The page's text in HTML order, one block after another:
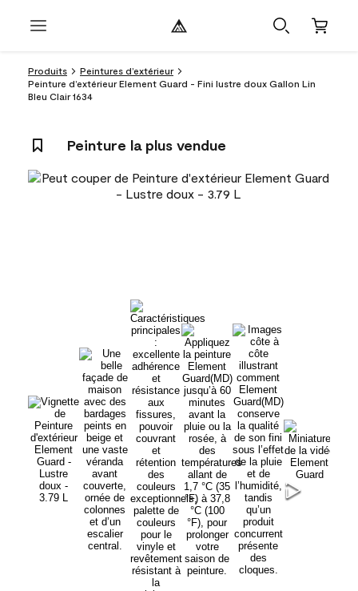
Produits
Peintures d’extérieur
Peinture d’extérieur Element Guard - Fini lustre doux Gallon Lin
Bleu Clair 1634
Peinture la plus vendue